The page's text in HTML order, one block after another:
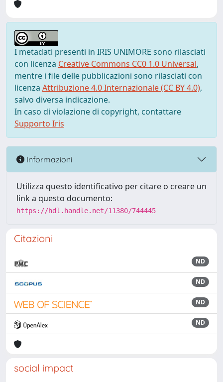
I metadati presenti in IRIS UNIMORE sono rilasciati
con licenza Creative Commons CC0 1.0 Universal,
mentre i file delle pubblicazioni sono rilasciati con
licenza Attribuzione 4.0 Internazionale (CC BY 4.0),
salvo diversa indicazione.
In caso di violazione di copyright, contattare
Supporto Iris
Informazioni
Utilizza questo identificativo per citare o creare un
link a questo documento:
https://hdl.handle.net/11380/744445
Citazioni
ND
ND
ND
ND
social impact